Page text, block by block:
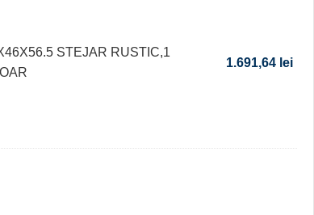
STEJAR RUSTIC,1
1.691,64 lei